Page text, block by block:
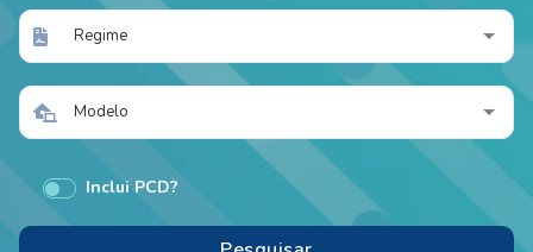
Regime
Modelo
Inclui PCD?